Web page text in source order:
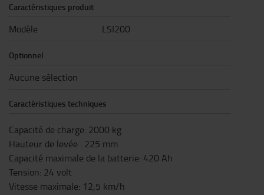
Caractéristiques produit
Modèle LSI200
Optionnel
Aucune sélection
Caractéristiques techniques
Capacité de charge: 2000 kg
Hauteur de levée : 225 mm
Capacité maximale de la batterie: 420 Ah
Tension: 24 volt
Vitesse maximale: 12,5 km/h